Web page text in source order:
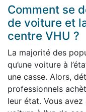
Comment se
de voiture et
centre VHU ?
La majorité des
qu’une voiture à
une casse. Alors,
professionnels
leur état. Vous